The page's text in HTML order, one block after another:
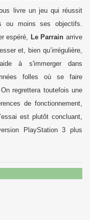
livre un jeu qui réussit
ou moins ses objectifs.
espéré, Le Parrain arrive
et, bien qu’irrégulière,
à s'immerger dans
folles où se faire
regrettera toutefois une
de fonctionnement,
est plutôt concluant,
PlayStation 3 plus